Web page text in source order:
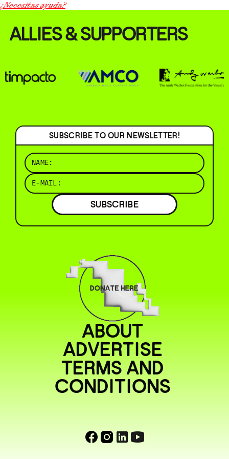
¿Necesitas ayuda?
ALLIES & SUPPORTERS
SUBSCRIBE TO OUR NEWSLETTER!
SUBSCRIBE
ABOUT
ADVERTISE
TERMS AND
CONDITIONS